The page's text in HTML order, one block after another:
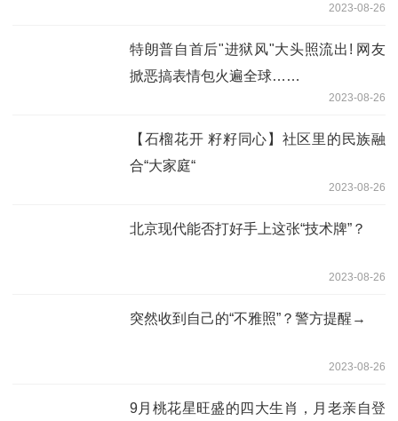
2023-08-26
特朗普自首后"进狱风"大头照流出! 网友
掀恶搞表情包火遍全球……
2023-08-26
【石榴花开 籽籽同心】社区里的民族融
合“大家庭“
2023-08-26
北京现代能否打好手上这张“技术牌”？
2023-08-26
突然收到自己的“不雅照”？警方提醒→
2023-08-26
9月桃花星旺盛的四大生肖，月老亲自登